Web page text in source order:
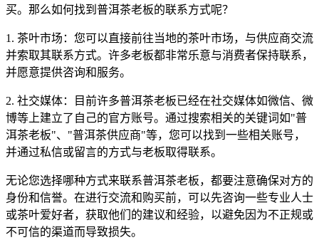
买。那么如何找到普洱茶老板的联系方式呢？
1. 茶叶市场：您可以直接前往当地的茶叶市场，与供应商交流
并索取其联系方式。许多老板都非常乐意与消费者保持联系，
并愿意提供咨询和服务。
2. 社交媒体：目前许多普洱茶老板已经在社交媒体如微信、微
博等上建立了自己的官方账号。通过搜索相关的关键词如"普
洱茶老板"、"普洱茶供应商"等，您可以找到一些相关账号，
并通过私信或留言的方式与老板取得联系。
无论您选择哪种方式来联系普洱茶老板，都要注意确保对方的
身份和信誉。在进行交流和购买前，可以先咨询一些专业人士
或茶叶爱好者，获取他们的建议和经验，以避免因为不正规或
不可信的渠道而导致损失。